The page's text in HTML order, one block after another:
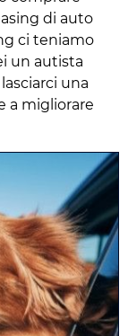
di auto
ci teniamo
un autista
una
a migliorare